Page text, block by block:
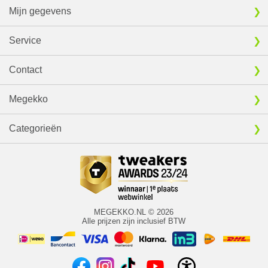
Mijn gegevens
Service
Contact
Megekko
Categorieën
MEGEKKO.NL © 2026
Alle prijzen zijn inclusief BTW